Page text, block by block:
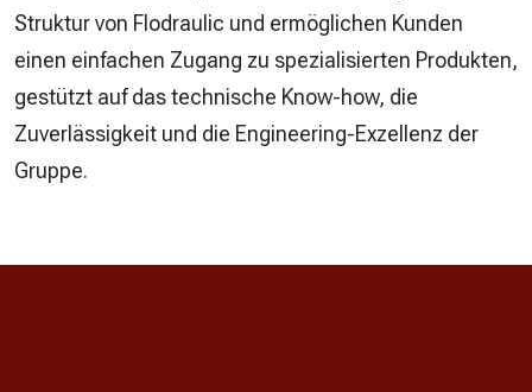
Struktur von Flodraulic und ermöglichen Kunden
einen einfachen Zugang zu spezialisierten Produkten,
gestützt auf das technische Know-how, die
Zuverlässigkeit und die Engineering-Exzellenz der
Gruppe.